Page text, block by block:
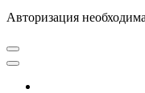
Авторизация